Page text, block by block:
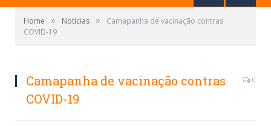
Home » Notícias »
Camapanha de vacinação contras
COVID-19
Camapanha de vacinação contras
COVID-19
0